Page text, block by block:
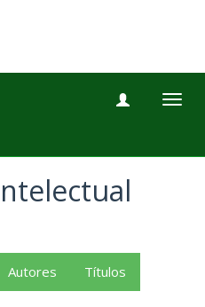
Autores Títulos